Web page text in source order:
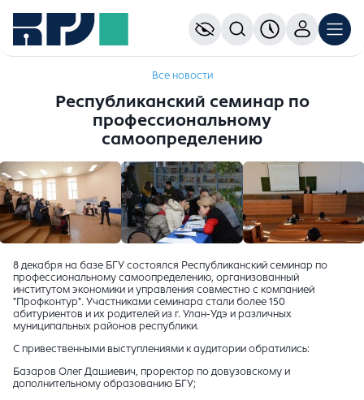
Все новости
Республиканский семинар по
профессиональному
самоопределению
8 декабря на базе БГУ состоялся Республиканский семинар по
профессиональному самоопределению, организованный
институтом экономики и управления совместно с компанией
"Профконтур". Участниками семинара стали более 150
абитуриентов и их родителей из г. Улан-Удэ и различных
муниципальных районов республики.
С привественными выступлениями к аудитории обратились:
Базаров Олег Дашиевич, проректор по довузовскому и
дополнительному образованию БГУ;